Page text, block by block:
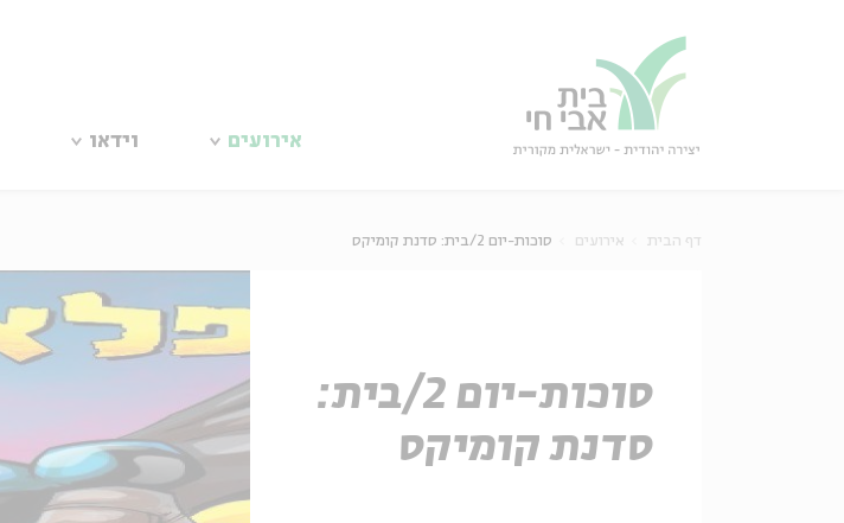
אירועים וידאו
דף הבית אירועים סוכות-יום 2/בית: סדנת קומיקס
סוכות-יום 2/בית:
סדנת קומיקס